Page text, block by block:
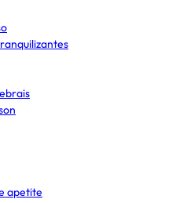
apetite